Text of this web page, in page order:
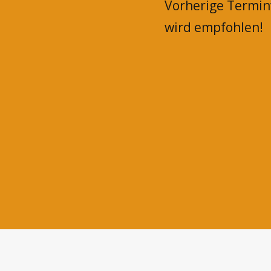
Vorherige
wird empfohlen!